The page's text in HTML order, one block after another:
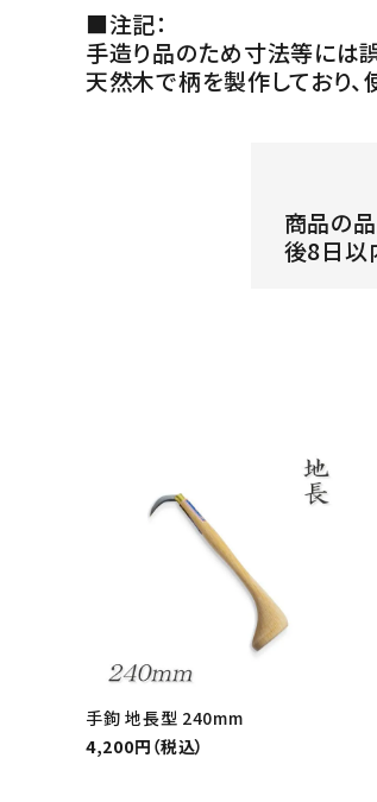
■注記：
手造り品のため寸法等には
天然木で柄を製作しており
商品の
後8日以
手鉤 地長型 240mm
4,200円（税込）